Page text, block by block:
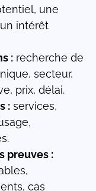
une
intérêt
: recherche de
secteur,
prix, délai.
: services,
preuves :
cas